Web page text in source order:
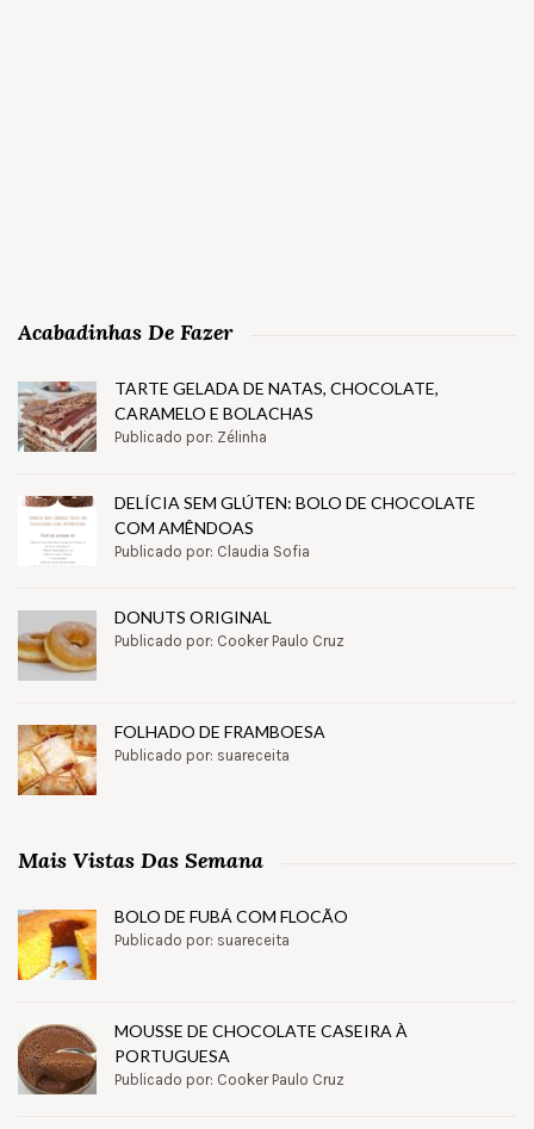
Acabadinhas De Fazer
TARTE GELADA DE NATAS, CHOCOLATE,
CARAMELO E BOLACHAS
Publicado por: Zélinha
DELÍCIA SEM GLÚTEN: BOLO DE CHOCOLATE
COM AMÊNDOAS
Publicado por: Claudia Sofia
DONUTS ORIGINAL
Publicado por: Cooker Paulo Cruz
FOLHADO DE FRAMBOESA
Publicado por: suareceita
Mais Vistas Das Semana
BOLO DE FUBÁ COM FLOCÃO
Publicado por: suareceita
MOUSSE DE CHOCOLATE CASEIRA À
PORTUGUESA
Publicado por: Cooker Paulo Cruz